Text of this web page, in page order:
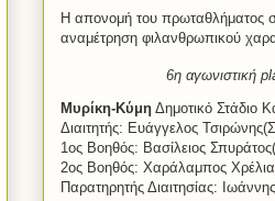
Η απονομή του πρωταθλήματος
αναμέτρηση φιλανθρωπικού
6η αγωνιστική
Μυρίκη-Κύμη Δημοτικό Στάδιο
Διαιτητής: Ευάγγελος
1ος Βοηθός: Βασίλειος
2ος Βοηθός: Χαράλαμπος
Παρατηρητής Διαιτησίας: